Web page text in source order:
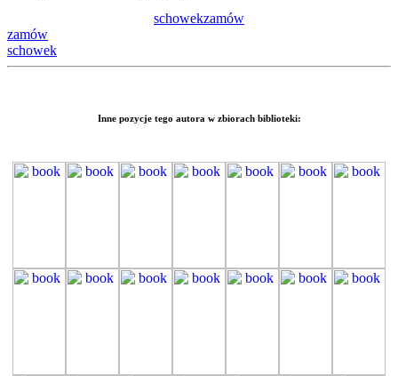
schowekzamów
zamów
schowek
Inne pozycje tego autora w zbiorach biblioteki: